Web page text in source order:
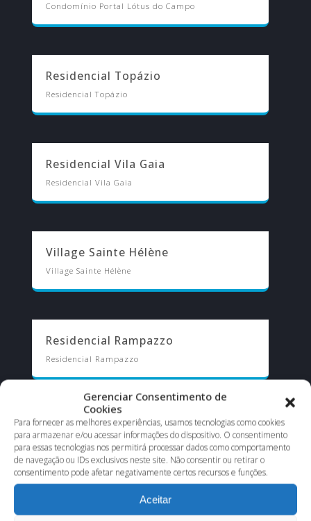
Gerenciar Consentimento de
Cookies
Para fornecer as melhores experiências, usamos tecnologias como cookies
para armazenar e/ou acessar informações do dispositivo. O consentimento
para essas tecnologias nos permitirá processar dados como comportamento
de navegação ou IDs exclusivos neste site. Não consentir ou retirar o
consentimento pode afetar negativamente certos recursos e funções.
Aceitar
Condomínio Portal Lótus do Campo
Residencial Topázio
Residencial Topázio
Residencial Vila Gaia
Residencial Vila Gaia
Village Sainte Hélène
Village Sainte Hélène
Residencial Rampazzo
Residencial Rampazzo